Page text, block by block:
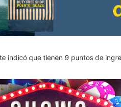
indicó que tienen 9 puntos de